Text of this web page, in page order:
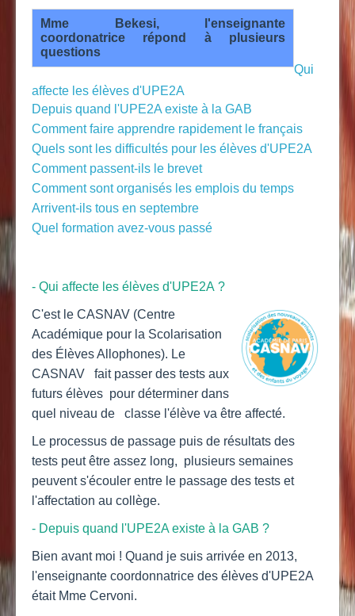
Mme Bekesi, l'enseignante
coordonatrice répond à plusieurs
questions
Qui
affecte les élèves d'UPE2A
Depuis quand l'UPE2A existe à la GAB
Comment faire apprendre rapidement le français
Quels sont les difficultés pour les élèves d'UPE2A
Comment passent-ils le brevet
Comment sont organisés les emplois du temps
Arrivent-ils tous en septembre
Quel formation avez-vous passé
- Qui affecte les élèves d'UPE2A ?
C'est le CASNAV (Centre
Académique pour la Scolarisation
des Élèves Allophones). Le
CASNAV fait passer des tests aux
futurs élèves pour déterminer dans
quel niveau de classe l'élève va être affecté.
Le processus de passage puis de résultats des
tests peut être assez long, plusieurs semaines
peuvent s'écouler entre le passage des tests et
l'affectation au collège.
- Depuis quand l'UPE2A existe à la GAB ?
Bien avant moi ! Quand je suis arrivée en 2013,
l'enseignante coordonnatrice des élèves d'UPE2A
était Mme Cervoni.